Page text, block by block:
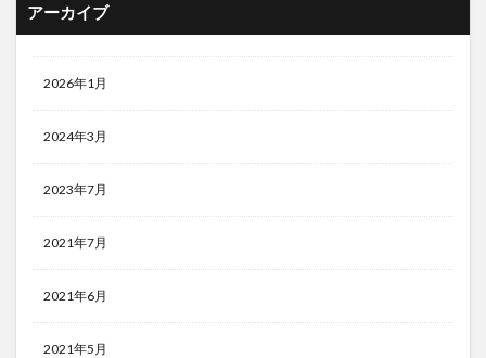
アーカイブ
2026年1月
2024年3月
2023年7月
2021年7月
2021年6月
2021年5月